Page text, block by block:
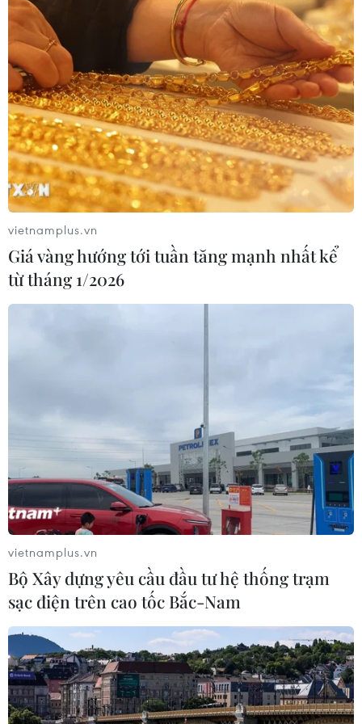
Trao tặng 10 gia đình khó khăn điều
trị vô sinh hiếm muộn miễn phí 100%
30/07/2026 07:37
Xem thêm
CƠ QUAN CHỦ QUẢN: THÔNG TẤN XÃ VIỆT NAM
Tổng Biên tập: TRẦN TIẾN DUẨN
Hỗ trợ
Ngôn ngữ
TTXVN
Dịch vụ tin
Quảng cáo
Liên hệ
Giấy phép số: 1374/GP-BTTTT do Bộ Thông tin và Truyền thông
cấp ngày 11/9/2008.
Quảng cáo: Phó TBT Nguyễn Thị Tám: 093.5958688, Email:
tamvna@gmail.com
Điện thoại: (024) 39411349 - (024) 39411348, Fax: (024)
39411348
Email:vietnamplus2008@gmail.com
vietnamplus.vn
Giá vàng hướng tới tuần tăng mạnh nhất kể
từ tháng 1/2026
vietnamplus.vn
Bộ Xây dựng yêu cầu đầu tư hệ thống trạm
sạc điện trên cao tốc Bắc-Nam